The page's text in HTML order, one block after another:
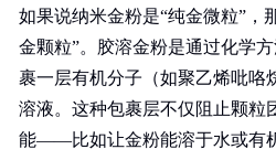
如果说纳米金粉是“纯金微粒”，
金颗粒”。胶溶金粉是通过化学
裹一层有机分子（如聚乙烯吡咯
溶液。这种包裹层不仅阻止颗粒
能——比如让金粉能溶于水或有